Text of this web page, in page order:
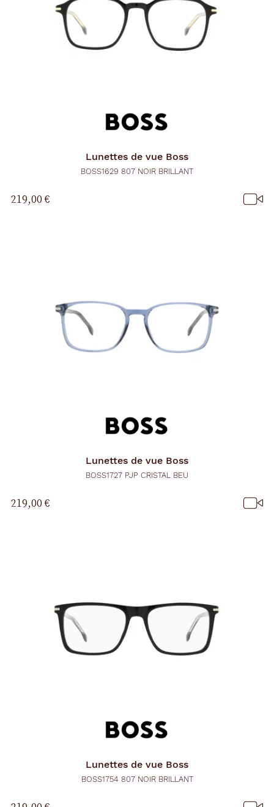
Lunettes de vue Boss
BOSS1629 807 NOIR BRILLANT
219,00 €
Lunettes de vue Boss
BOSS1727 PJP CRISTAL BEU
219,00 €
Lunettes de vue Boss
BOSS1754 807 NOIR BRILLANT